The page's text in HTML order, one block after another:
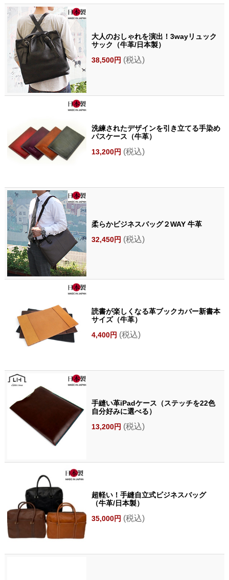
大人のおしゃれを演出！3wayリュック
サック（牛革/日本製）
38,500円 (税込)
洗練されたデザインを引き立てる手染め
パスケース（牛革）
13,200円 (税込)
柔らかビジネスバッグ２WAY 牛革
32,450円 (税込)
読書が楽しくなる革ブックカバー新書本
サイズ（牛革）
4,400円 (税込)
手縫い革iPadケース（ステッチを22色
自分好みに選べる）
13,200円 (税込)
超軽い！手縫自立式ビジネスバッグ
（牛革/日本製）
35,000円 (税込)